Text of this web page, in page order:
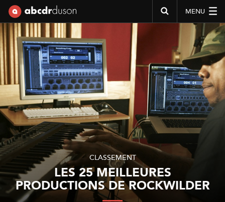
MENU
Abcdr du Son
CLASSEMENT
LES 25 MEILLEURES
PRODUCTIONS DE ROCKWILDER